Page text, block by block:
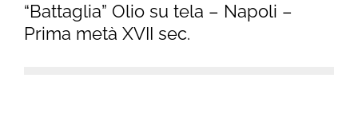
“Battaglia” Olio su tela – Napoli –
Prima metà XVII sec.